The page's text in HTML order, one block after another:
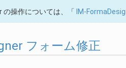
の操作については、「 IM-
フォーム修正